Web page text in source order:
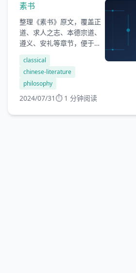
素书
整理《素书》原文，覆盖正
道、求人之志、本德宗道、
遵义、安礼等章节，便于检
索、引用和反复阅读传统谋
略文本。
classical
chinese-literature
philosophy
2024/07/31 ⏱️ 1 分钟阅读